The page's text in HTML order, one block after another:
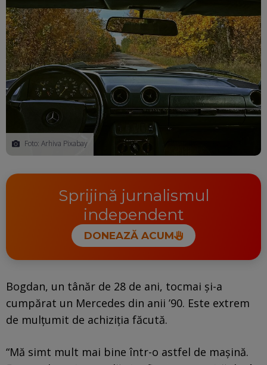
Foto: Arhiva Pixabay
Sprijină jurnalismul
independent
DONEAZĂ ACUM
Bogdan, un tânăr de 28 de ani, tocmai şi-a
cumpărat un Mercedes din anii ’90. Este extrem
de mulţumit de achiziţia făcută.
“Mă simt mult mai bine într-o astfel de maşină.